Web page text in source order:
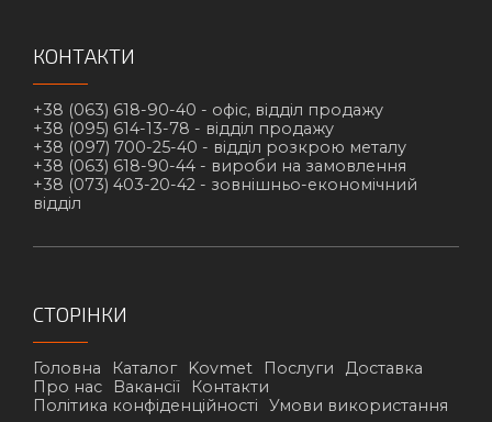
КОНТАКТИ
+38 (063) 618-90-40 - офіс, відділ продажу
+38 (095) 614-13-78 - відділ продажу
+38 (097) 700-25-40 - відділ розкрою металу
+38 (063) 618-90-44 - вироби на замовлення
+38 (073) 403-20-42 - зовнішньо-економічний
відділ
СТОРІНКИ
Головна Каталог Kovmet Послуги
Доставка
Про нас
Вакансії
Контакти
Політика конфіденційності
Умови використання